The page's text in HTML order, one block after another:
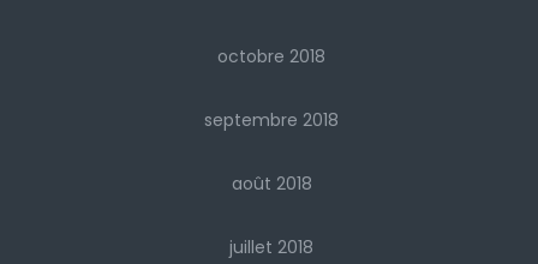
octobre 2018
septembre 2018
août 2018
juillet 2018